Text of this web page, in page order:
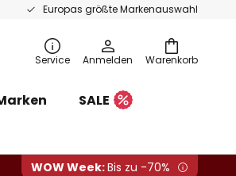
Europas größte Markenauswahl
Warenkorb
Service Anmelden
SALE
WOW Week:Bis zu -70%